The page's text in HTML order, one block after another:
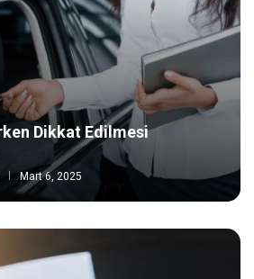
Dikkat Edilmesi
Mart 6, 2025